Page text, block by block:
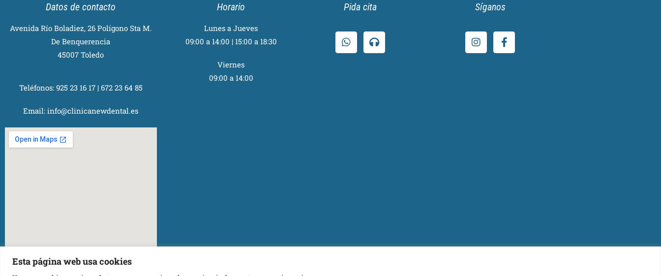
Esta página web usa cookies
Datos de contacto
Avenida Río Boladiez, 26 Polígono Sta M.
De Benquerencia
45007 Toledo
Teléfonos: 925 23 16 17| 672 23 64 85
Email:info@clinicanewdental.es
Horario
Lunes a Jueves
09:00 a 14:00 | 15:00 a 18:30
Viernes
09:00 a 14:00
Pida cita Síganos